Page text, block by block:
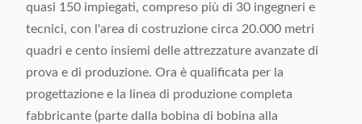
quasi 150 impiegati, compreso più di 30 ingegneri e
tecnici, con l'area di costruzione circa 20.000 metri
quadri e cento insiemi delle attrezzature avanzate di
prova e di produzione. Ora è qualificata per la
progettazione e la linea di produzione completa
fabbricante (parte dalla bobina di bobina alla